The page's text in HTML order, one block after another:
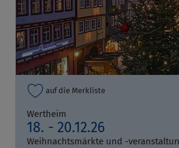
auf die Merkliste
Wertheim
18. - 20.12.26
Weihnachtsmärkte und -